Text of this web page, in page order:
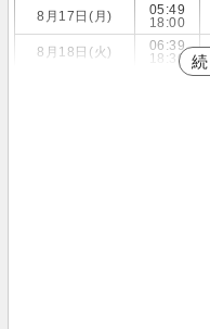
8月17日(月)
05:49
18:00
8月18日(火)
06:39
18:30